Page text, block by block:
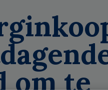
om te